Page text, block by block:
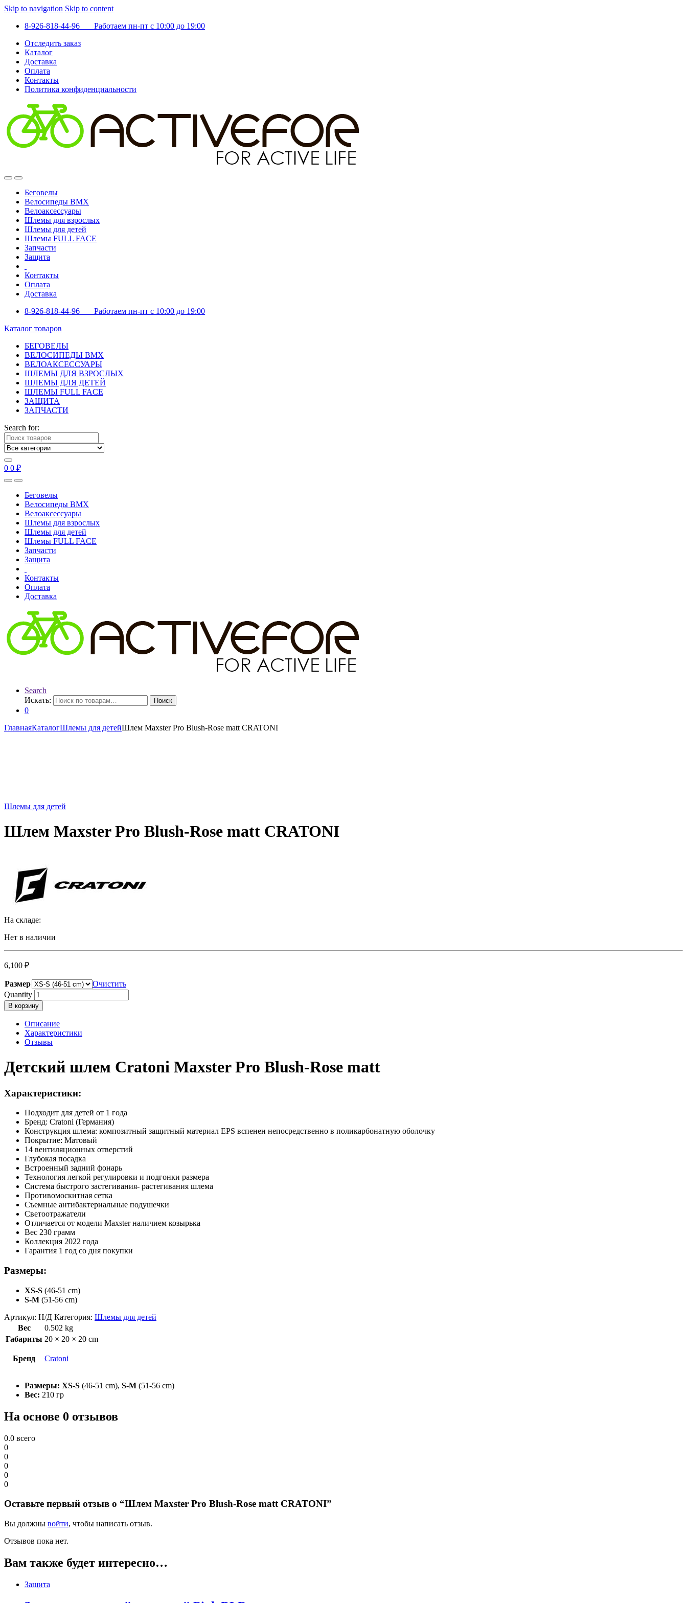
Skip to navigation Skip to content
8-926-818-44-96 Работаем пн-пт с 10:00 до 19:00
Отследить заказ
Каталог
Доставка
Оплата
Контакты
Политика конфиденциальности
Беговелы
Велосипеды BMX
Велоаксессуары
Шлемы для взрослых
Шлемы для детей
Шлемы FULL FACE
Запчасти
Защита
Контакты
Оплата
Доставка
8-926-818-44-96 Работаем пн-пт с 10:00 до 19:00
Каталог товаров
БЕГОВЕЛЫ
ВЕЛОСИПЕДЫ BMX
ВЕЛОАКСЕССУАРЫ
ШЛЕМЫ ДЛЯ ВЗРОСЛЫХ
ШЛЕМЫ ДЛЯ ДЕТЕЙ
ШЛЕМЫ FULL FACE
ЗАЩИТА
ЗАПЧАСТИ
Search for:
0 0 ₽
Беговелы
Велосипеды BMX
Велоаксессуары
Шлемы для взрослых
Шлемы для детей
Шлемы FULL FACE
Запчасти
Защита
Контакты
Оплата
Доставка
Search
Искать:
Поиск
0
ГлавнаяКаталогШлемы для детейШлем Maxster Pro Blush-Rose matt CRATONI
Шлемы для детей
Шлем Maxster Pro Blush-Rose matt CRATONI
На складе:
Нет в наличии
6,100 ₽
Размер
Очистить
Quantity
В корзину
Описание
Характеристики
Отзывы
Детский шлем Cratoni Maxster Pro Blush-Rose matt
Характеристики:
Подходит для детей от 1 года
Бренд: Cratoni (Германия)
Конструкция шлема: композитный защитный материал EPS вспенен непосредственно в поликарбонатную оболочку
Покрытие: Матовый
14 вентиляционных отверстий
Глубокая посадка
Встроенный задний фонарь
Технология легкой регулировки и подгонки размера
Система быстрого застегивания- растегивания шлема
Противомоскитная сетка
Съемные антибактериальные подушечки
Светоотражатели
Отличается от модели Maxster наличием козырька
Вес 230 грамм
Коллекция 2022 года
Гарантия 1 год со дня покупки
Размеры:
XS-S (46-51 cm)
S-M (51-56 cm)
Артикул: Н/Д Категория: Шлемы для детей
Вес
0.502 kg
Габариты 20 × 20 × 20 cm
Бренд Cratoni
Размеры: XS-S (46-51 cm), S-M (51-56 cm)
Вес: 210 гр
На основе 0 отзывов
0.0 всего
0
0
0
0
0
Оставьте первый отзыв о “Шлем Maxster Pro Blush-Rose matt CRATONI”
Вы должны войти, чтобы написать отзыв.
Отзывов пока нет.
Вам также будет интересно…
Защита